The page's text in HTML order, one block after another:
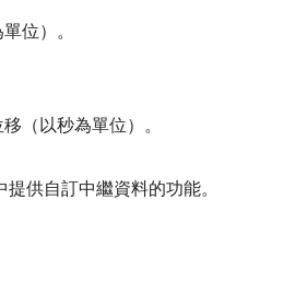
位）。
（以秒為單位）。
供自訂中繼資料的功能。